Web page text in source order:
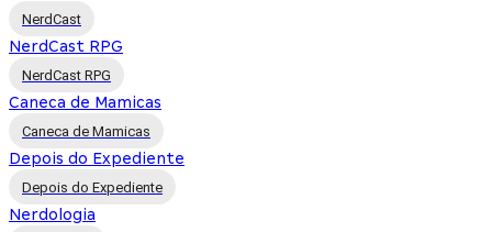
NerdCast
NerdCast RPG
NerdCast RPG
Caneca de Mamicas
Caneca de Mamicas
Depois do Expediente
Depois do Expediente
Nerdologia